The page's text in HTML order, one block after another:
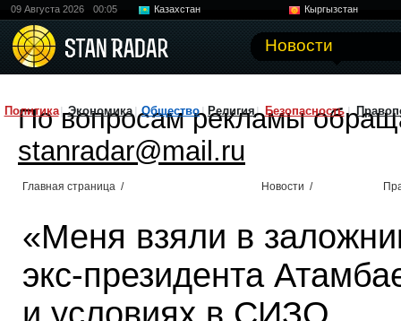
09 Августа 2026 00:05 Казахстан
Кыргызстан
Новости
Политика Экономика Общество Религия Безопасность
По вопросам рекламы
stanradar@mail.ru
Главная страница / Новости /
«Меня взяли в
экс‑президента